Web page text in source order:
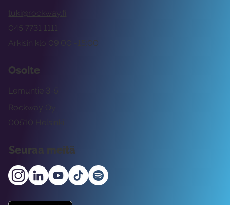
tuki@rockway.fi
Arkisin klo 09:00 -15:00
045 7731 1111
Osoite
Rockway Oy
Lemuntie 3-5
00510 Helsinki
Seuraa meitä